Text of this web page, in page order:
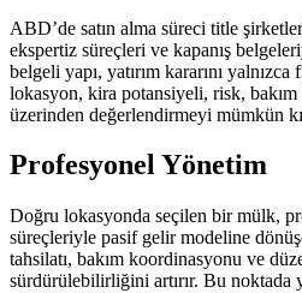
ABD’de satın alma süreci title
ekspertiz süreçleri ve kapanış
belgeli yapı, yatırım kararını
lokasyon, kira potansiyeli, risk, bakım
üzerinden değerlendirmeyi mümkün
Profesyonel Yönetim
Doğru lokasyonda seçilen bir mülk,
süreçleriyle pasif gelir modeline
tahsilatı, bakım koordinasyonu ve
sürdürülebilirliğini artırır. Bu noktada